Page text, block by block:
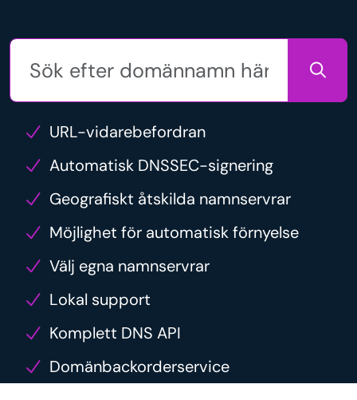
URL-vidarebefordran
Automatisk DNSSEC-signering
Geografiskt åtskilda namnservrar
Möjlighet för automatisk förnyelse
Välj egna namnservrar
Lokal support
Komplett DNS API
Domänbackorderservice